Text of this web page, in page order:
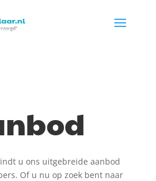
u ons uitgebreide aanbod
Of u nu op zoek bent naar